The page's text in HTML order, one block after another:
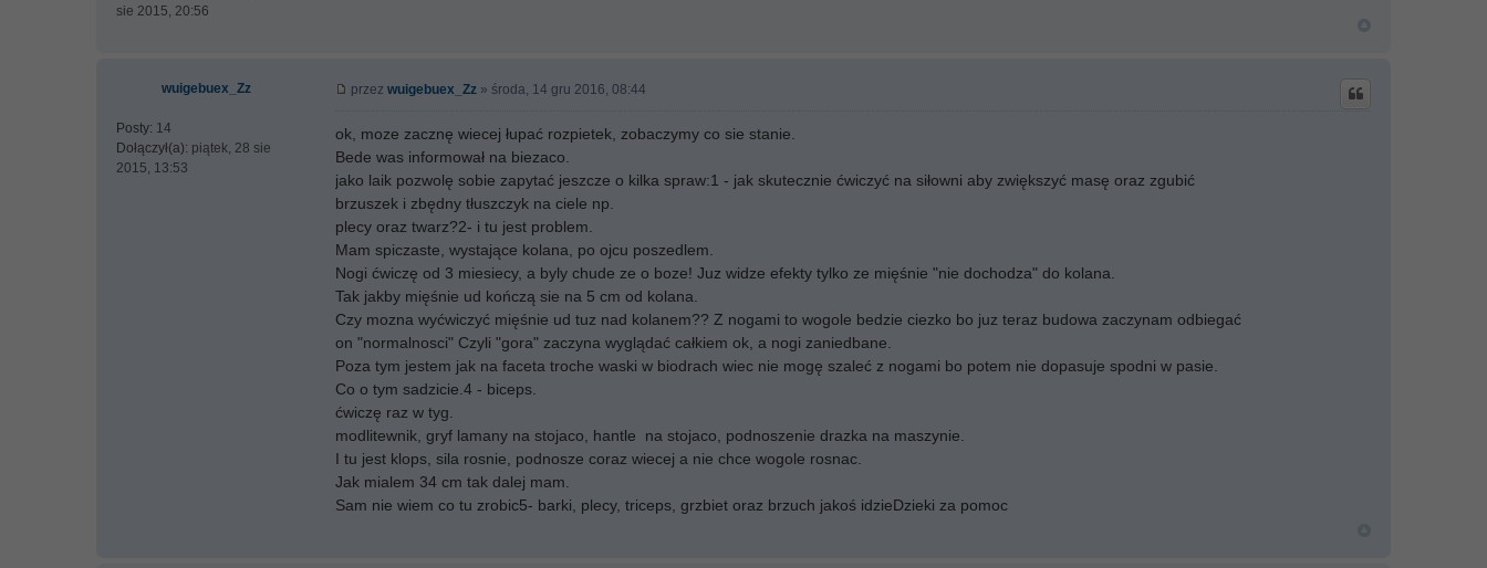
sie 2015, 20:56
wuigebuex_Zz
Posty: 14
Dołączył(a): piątek, 28 sie
2015, 13:53
przez wuigebuex_Zz » środa, 14 gru 2016, 08:44
ok, moze zacznę wiecej łupać rozpietek, zobaczymy co sie stanie.
Bede was informował na biezaco.
jako laik pozwolę sobie zapytać jeszcze o kilka spraw:1 - jak skutecznie ćwiczyć na siłowni aby zwiększyć masę oraz zgubić
brzuszek i zbędny tłuszczyk na ciele np.
plecy oraz twarz?2- i tu jest problem.
Mam spiczaste, wystające kolana, po ojcu poszedlem.
Nogi ćwiczę od 3 miesiecy, a byly chude ze o boze! Juz widze efekty tylko ze mięśnie "nie dochodza" do kolana.
Tak jakby mięśnie ud kończą sie na 5 cm od kolana.
Czy mozna wyćwiczyć mięśnie ud tuz nad kolanem?? Z nogami to wogole bedzie ciezko bo juz teraz budowa zaczynam odbiegać
on "normalnosci" Czyli "gora" zaczyna wyglądać całkiem ok, a nogi zaniedbane.
Poza tym jestem jak na faceta troche waski w biodrach wiec nie mogę szaleć z nogami bo potem nie dopasuje spodni w pasie.
Co o tym sadzicie.4 - biceps.
ćwiczę raz w tyg.
modlitewnik, gryf lamany na stojaco, hantle na stojaco, podnoszenie drazka na maszynie.
I tu jest klops, sila rosnie, podnosze coraz wiecej a nie chce wogole rosnac.
Jak mialem 34 cm tak dalej mam.
Sam nie wiem co tu zrobic5- barki, plecy, triceps, grzbiet oraz brzuch jakoś idzieDzieki za pomoc